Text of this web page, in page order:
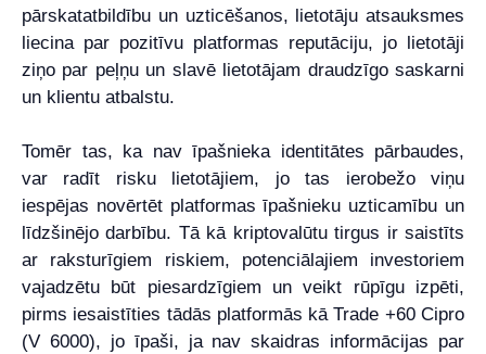
pārskatatbildību un uzticēšanos, lietotāju atsauksmes
liecina par pozitīvu platformas reputāciju, jo lietotāji
ziņo par peļņu un slavē lietotājam draudzīgo saskarni
un klientu atbalstu.
Tomēr tas, ka nav īpašnieka identitātes pārbaudes,
var radīt risku lietotājiem, jo tas ierobežo viņu
iespējas novērtēt platformas īpašnieku uzticamību un
līdzšinējo darbību. Tā kā kriptovalūtu tirgus ir saistīts
ar raksturīgiem riskiem, potenciālajiem investoriem
vajadzētu būt piesardzīgiem un veikt rūpīgu izpēti,
pirms iesaistīties tādās platformās kā Trade +60 Cipro
(V 6000), jo īpaši, ja nav skaidras informācijas par